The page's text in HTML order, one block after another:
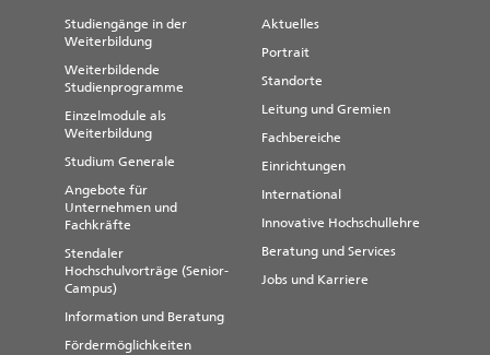
Studiengänge in der
Weiterbildung
Weiterbildende
Studienprogramme
Einzelmodule als
Weiterbildung
Studium Generale
Angebote für
Unternehmen und
Fachkräfte
Stendaler
Hochschulvorträge (Senior-
Campus)
Information und Beratung
Fördermöglichkeiten
Aktuelles
Portrait
Standorte
Leitung und Gremien
Fachbereiche
Einrichtungen
International
Innovative Hochschullehre
Beratung und Services
Jobs und Karriere